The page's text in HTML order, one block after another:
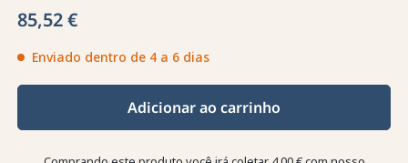
85,52 €
Enviado dentro de 4 a 6 dias
Adicionar ao carrinho